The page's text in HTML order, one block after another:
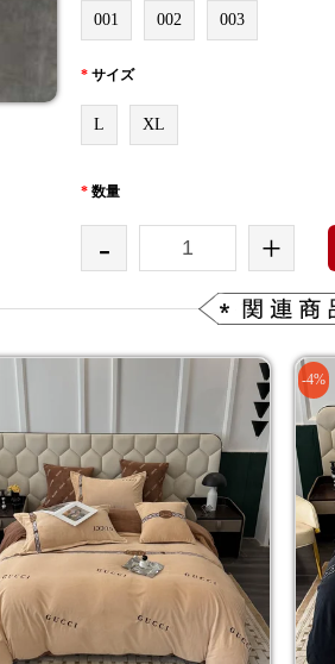
001 002 003
* サイズ
L XL
* 数量
- +
-4%